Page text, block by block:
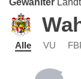
Gewählter
Alle VU